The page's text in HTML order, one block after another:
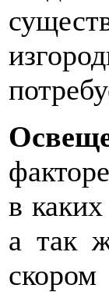
в
а так